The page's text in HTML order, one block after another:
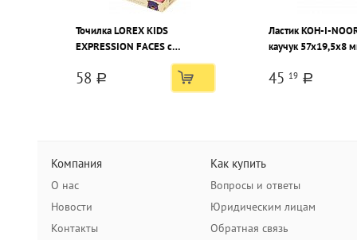
Точилка LOREX KIDS
EXPRESSION FACES с
контейнером и ластиком,
ассорти, корпус пластик, 1
отверстие, в дисплее
58 a
Ластик KOH-I-
каучук 57x19,5x8
45 19 a
Компания
О нас
Новости
Контакты
Как купить
Вопросы и ответы
Юридическим лицам
Обратная связь